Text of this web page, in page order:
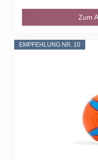
Zum
EMPFEHLUNG NR. 10